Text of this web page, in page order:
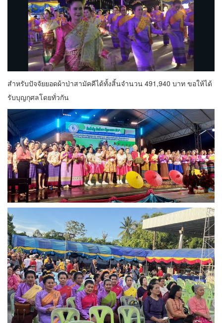
สำหรับปัจจัยยอดผ้าป่าสามัคคีได้ทั้งสิ้นจำนวน 491,940 บาท ขอให้ได้
รับบุญกุศลโดยทั่วกัน